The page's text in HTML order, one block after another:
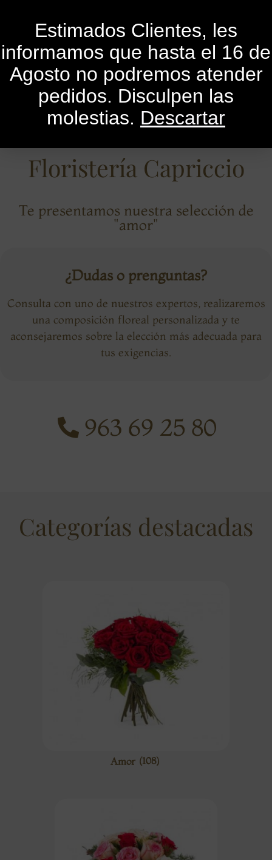
Estimados Clientes, les
informamos que hasta el 16 de
Agosto no podremos atender
pedidos. Disculpen las
molestias. Descartar
Floristería Capriccio
Te presentamos nuestra selección de
"amor"
¿Dudas o prenguntas?
Consulta con uno de nuestros expertos, realizaremos
una composición floreal personalizada y te
aconsejaremos sobre la elección más adecuada para
tus exigencias.
963 69 25 80
Categorías destacadas
Amor (108)